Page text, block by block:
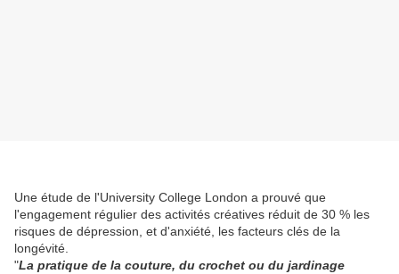
Une étude de l'University College London a prouvé que
l'engagement régulier des activités créatives réduit de 30 % les
risques de dépression, et d'anxiété, les facteurs clés de la
longévité.
"La pratique de la couture, du crochet ou du jardinage